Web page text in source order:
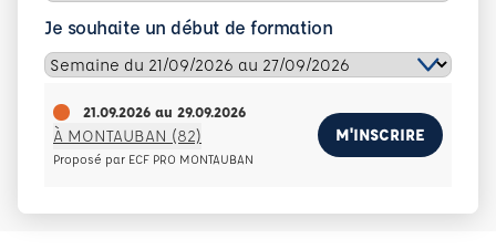
Je souhaite un début de formation
21.09.2026 au 29.09.2026
À MONTAUBAN (82)
Proposé par ECF PRO MONTAUBAN
M'INSCRIRE